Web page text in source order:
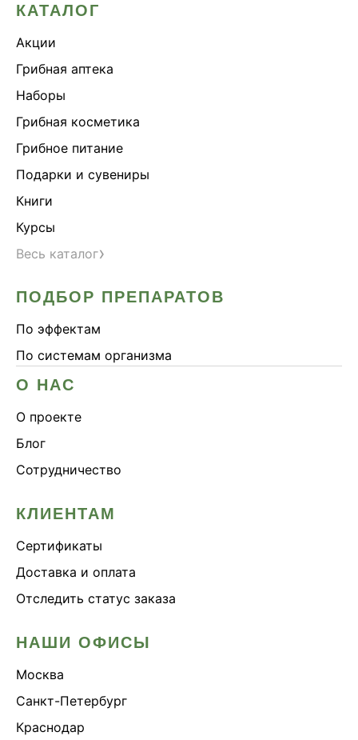
КАТАЛОГ
Акции
Грибная аптека
Наборы
Грибная косметика
Грибное питание
Подарки и сувениры
Книги
Курсы
Весь каталог›
ПОДБОР ПРЕПАРАТОВ
По эффектам
По системам организма
О НАС
О проекте
Блог
Сотрудничество
КЛИЕНТАМ
Сертификаты
Доставка и оплата
Отследить статус заказа
НАШИ ОФИСЫ
Москва
Санкт-Петербург
Краснодар